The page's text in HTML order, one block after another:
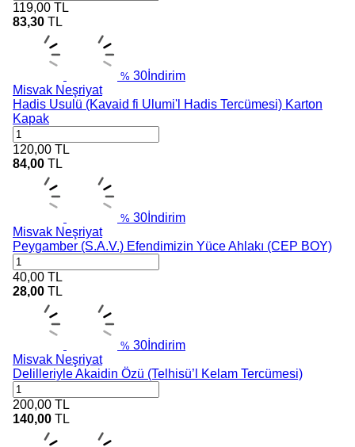
119,00 TL
83,30 TL
% 30 İndirim
Misvak Neşriyat
Hadis Usulü (Kavaid fi Ulumi'l Hadis Tercümesi) Karton
Kapak
120,00 TL
84,00 TL
% 30 İndirim
Misvak Neşriyat
Peygamber (S.A.V.) Efendimizin Yüce Ahlakı (CEP BOY)
40,00 TL
28,00 TL
% 30 İndirim
Misvak Neşriyat
Delilleriyle Akaidin Özü (Telhisü’l Kelam Tercümesi)
200,00 TL
140,00 TL